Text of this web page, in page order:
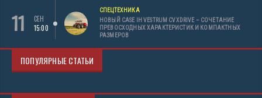
11
СЕН
15:00
СПЕЦТЕХНИКА
НОВЫЙ CASE IH VESTRUM CVXDRIVE – СОЧЕТАНИЕ
ПРЕВОСХОДНЫХ ХАРАКТЕРИСТИК И КОМПАКТНЫХ
РАЗМЕРОВ
ПОПУЛЯРНЫЕ СТАТЬИ